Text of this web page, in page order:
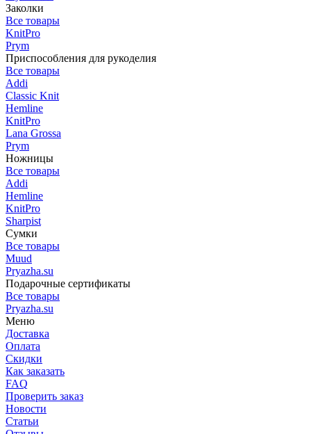
Заколки
Все товары
KnitPro
Prym
Приспособления для рукоделия
Все товары
Addi
Classic Knit
Hemline
KnitPro
Lana Grossa
Prym
Ножницы
Все товары
Addi
Hemline
KnitPro
Sharpist
Сумки
Все товары
Muud
Pryazha.su
Подарочные сертификаты
Все товары
Pryazha.su
Меню
Доставка
Оплата
Скидки
Как заказать
FAQ
Проверить заказ
Новости
Статьи